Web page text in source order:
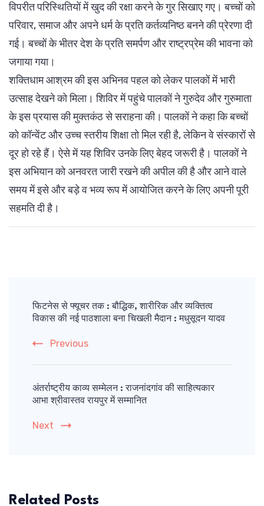
विपरीत परिस्थितियों में खुद की रक्षा करने के गुर सिखाए गए। बच्चों को
परिवार, समाज और अपने धर्म के प्रति कर्तव्यनिष्ठ बनने की प्रेरणा दी
गई। बच्चों के भीतर देश के प्रति समर्पण और राष्ट्रप्रेम की भावना को
जगाया गया।
शक्तिधाम आश्रम की इस अभिनव पहल को लेकर पालकों में भारी
उत्साह देखने को मिला। शिविर में पहुंचे पालकों ने गुरुदेव और गुरुमाता
के इस प्रयास की मुक्तकंठ से सराहना की। पालकों ने कहा कि बच्चों
को कॉन्वेंट और उच्च स्तरीय शिक्षा तो मिल रही है, लेकिन वे संस्कारों से
दूर हो रहे हैं। ऐसे में यह शिविर उनके लिए बेहद जरूरी है। पालकों ने
इस अभियान को अनवरत जारी रखने की अपील की है और आने वाले
समय में इसे और बड़े व भव्य रूप में आयोजित करने के लिए अपनी पूरी
सहमति दी है।
Navigation
फिटनेस से फ्यूचर तक : बौद्धिक, शारीरिक और व्यक्तित्व
विकास की नई पाठशाला बना चिखली मैदान : मधुसूदन यादव
Previous
अंतर्राष्ट्रीय काव्य सम्मेलन : राजनांदगांव की साहित्यकार
आभा श्रीवास्तव रायपुर में सम्मानित
Next
Related Posts